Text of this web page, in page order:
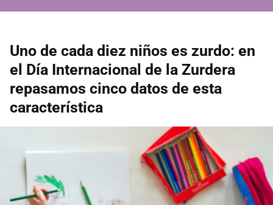
Uno de cada diez niños es zurdo: en
el Día Internacional de la Zurdera
repasamos cinco datos de esta
característica